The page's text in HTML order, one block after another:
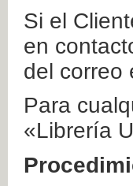
Si el
en
del correo
Para
«Librería